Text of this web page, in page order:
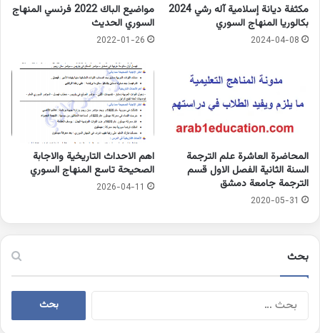
مكثفة ديانة إسلامية آله رشي 2024
بكالوريا المنهاج السوري
2024-04-08
مواضيع الباك 2022 فرنسي المنهاج
السوري الحديث
2022-01-26
المحاضرة العاشرة علم الترجمة
السنة الثانية الفصل الاول قسم
الترجمة جامعة دمشق
2020-05-31
اهم الاحداث التاريخية والاجابة
الصحيحة تاسع المنهاج السوري
2026-04-11
بحث
البحث